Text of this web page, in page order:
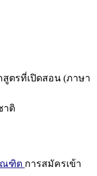
ตรที่เปิดสอน (ภาษา
าติ
ณฑิต การสมัครเข้า